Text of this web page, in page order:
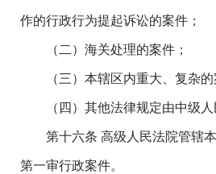
作的行政行为提起诉讼的案件；
（二）海关处理的案件；
（三）本辖区内重大、复杂的
（四）其他法律规定由中级
第十六条 高级人民法院管辖
第一审行政案件。